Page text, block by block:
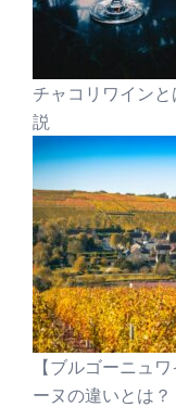
チャコリワイン
説
【ブルゴーニュ
ーヌの違いとは？